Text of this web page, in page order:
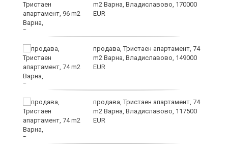
m2 Варна, Владиславово, 170000
EUR
продава, Тристаен апартамент, 74
m2 Варна, Владиславово, 149000
EUR
продава, Тристаен апартамент, 74
m2 Варна, Владиславово, 117500
EUR